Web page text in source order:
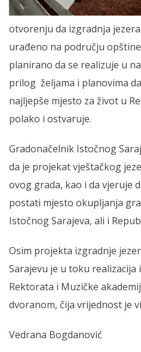
otvorenju da izgradnja
urađeno na području
planirano da se realizuje u
prilog željama i planovima
najljepše mjesto za život u
polako i ostvaruje.
Gradonačelnik Istočnog
da je projekat vještačkog
ovog grada, kao i da vjeruje
postati mjesto okupljanja
Istočnog Sarajeva, ali i
Osim projekta izgradnje
Sarajevu je u toku realizacija
Rektorata i Muzičke
dvoranom, čija vrijednost je
Vedrana Bogdanović